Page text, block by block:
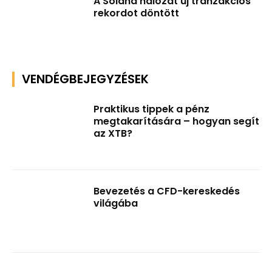
rekordot döntött
VENDÉGBEJEGYZÉSEK
Praktikus tippek a pénz
megtakarítására – hogyan segít
az XTB?
Bevezetés a CFD-kereskedés
világába